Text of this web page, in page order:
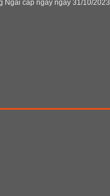
Ngãi cấp ngày ngày 31/10/2023